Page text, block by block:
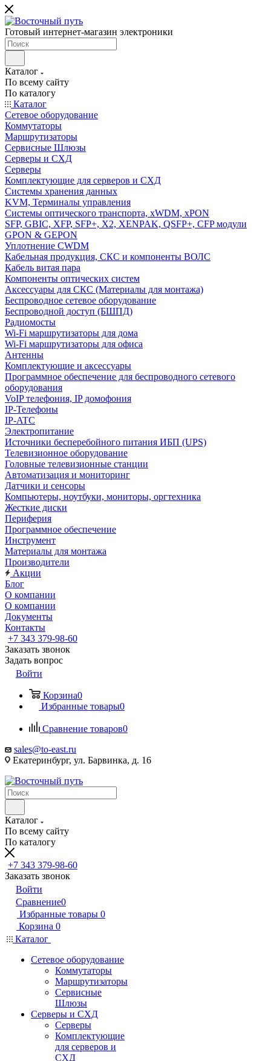
Готовый интернет-магазин электроники
Каталог
По всему сайту
По каталогу
Каталог
Сетевое оборудование
Коммутаторы
Маршрутизаторы
Сервисные Шлюзы
Серверы и СХД
Серверы
Комплектующие для серверов и СХД
Системы хранения данных
KVM, Терминалы управления
Системы оптического транспорта, xWDM, xPON
SFP, GBIC, XFP, SFP+, X2, XENPAK, QSFP+, CFP модули
GPON & GEPON
Уплотнение CWDM
Кабельная продукция, СКС и компоненты ВОЛС
Кабель витая пара
Компоненты оптических систем
Аксессуары для СКС (Материалы для монтажа)
Беспроводное сетевое оборудование
Беспроводной доступ (БШПД)
Радиомосты
Wi-Fi маршрутизаторы для дома
Wi-Fi маршрутизаторы для офиса
Антенны
Комплектующие и аксессуары
Программное обеспечение для беспроводного сетевого
оборудования
VoIP телефония, IP домофония
IP-Телефоны
IP-ATC
Электропитание
Источники бесперебойного питания ИБП (UPS)
Телевизионное оборудование
Головные телевизионные станции
Автоматизация и мониторинг
Датчики и сенсоры
Компьютеры, ноутбуки, мониторы, оргтехника
Жесткие диски
Периферия
Программное обеспечение
Инструмент
Материалы для монтажа
Производители
Акции
Блог
О компании
О компании
Документы
Контакты
+7 343 379-98-60
Заказать звонок
Задать вопрос
Войти
Корзина0
Избранные товары0
Сравнение товаров0
sales@to-east.ru
Екатеринбург, ул. Барвинка, д. 16
Каталог
По всему сайту
По каталогу
+7 343 379-98-60
Заказать звонок
Войти
Сравнение0
Избранные товары 0
Корзина 0
Каталог
Сетевое оборудование
Коммутаторы
Маршрутизаторы
Сервисные
Шлюзы
Серверы и СХД
Серверы
Комплектующие
для серверов и
СХД